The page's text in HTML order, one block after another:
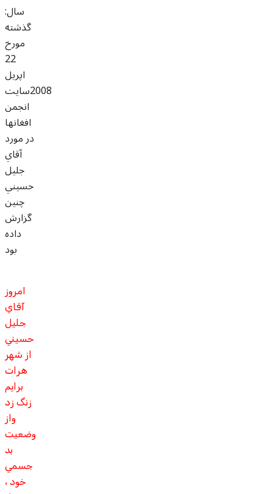
:سال
گذشته
مورخ
22
اپريل
2008سايت
انجمن
افغانها
در مورد
آقاي
جليل
حسيني
چنين
گزارش
داده
بود
امروز
آقاي
جليل
حسيني
از شهر
هرات
برايم
زنگ زد
واز
وضعيت
بد
جسمي
خود ،